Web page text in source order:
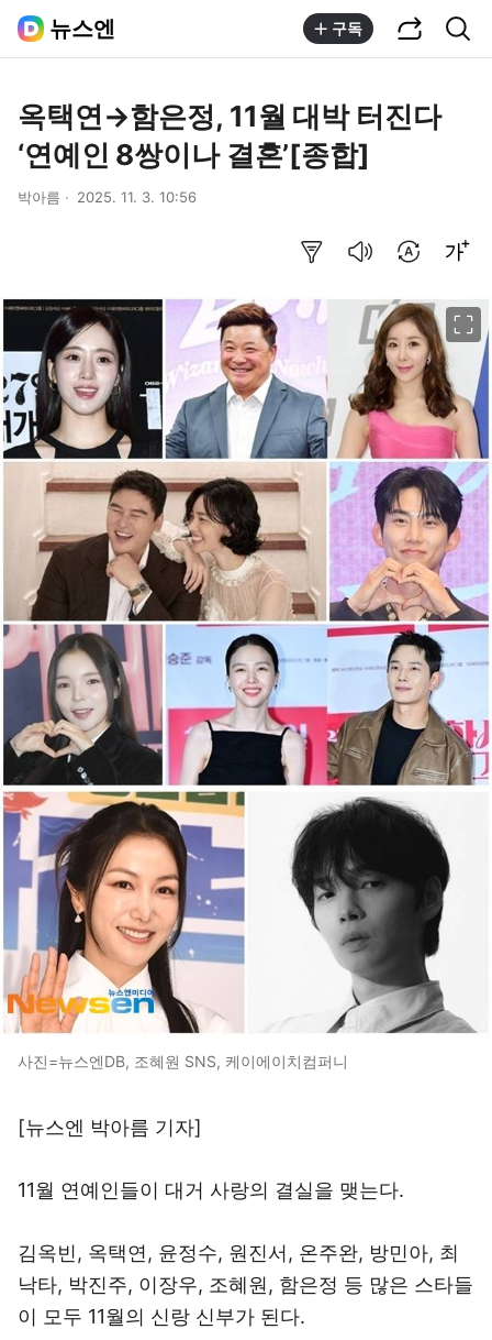
뉴스엔 구독
옥택연→함은정, 11월 대박 터진다
‘연예인 8쌍이나 결혼’[종합]
박아름 2025. 11. 3. 10:56
사진=뉴스엔DB, 조혜원 SNS, 케이에이치컴퍼니
[뉴스엔 박아름 기자]
11월 연예인들이 대거 사랑의 결실을 맺는다.
김옥빈, 옥택연, 윤정수, 원진서, 온주완, 방민아, 최
낙타, 박진주, 이장우, 조혜원, 함은정 등 많은 스타들
이 모두 11월의 신랑 신부가 된다.